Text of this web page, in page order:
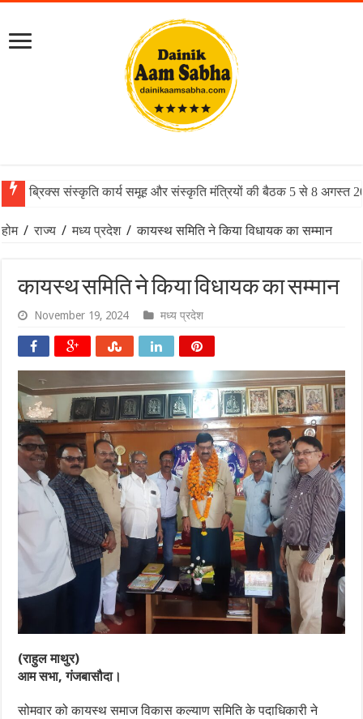
ब्रिक्स संस्कृति कार्य समूह और संस्कृति मंत्रियों की बैठक 5 से 8 अगस्त
होम / राज्य / मध्य प्रदेश / कायस्थ समिति ने किया विधायक का सम्मान
कायस्थ समिति ने किया विधायक का सम्मान
November 19, 2024 मध्य प्रदेश
(राहुल माथुर)
आम सभा, गंजबासौदा।
सोमवार को कायस्थ समाज विकास कल्याण समिति के पदाधिकारी ने